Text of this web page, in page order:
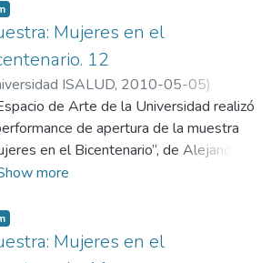
Mujeres en el
12
ISALUD, 2010-05-05)
de Comunicación,
ISALUD
de Arte de la Universidad realizó
de apertura de la muestra
en el Bicentenario”, de Alejandro
more
Mujeres en el